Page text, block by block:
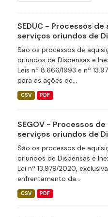
SEDUC - Processos
serviços oriundos de
São os processos de
oriundos de Dispensas e
Leis nº 8.666/1993 e nº
para as ações de...
CSV PDF
SEGOV - Processos
serviços oriundos de
São os processos de
oriundos de Dispensas e
Lei nº 13.979/2020,
enfrentamento da...
CSV PDF